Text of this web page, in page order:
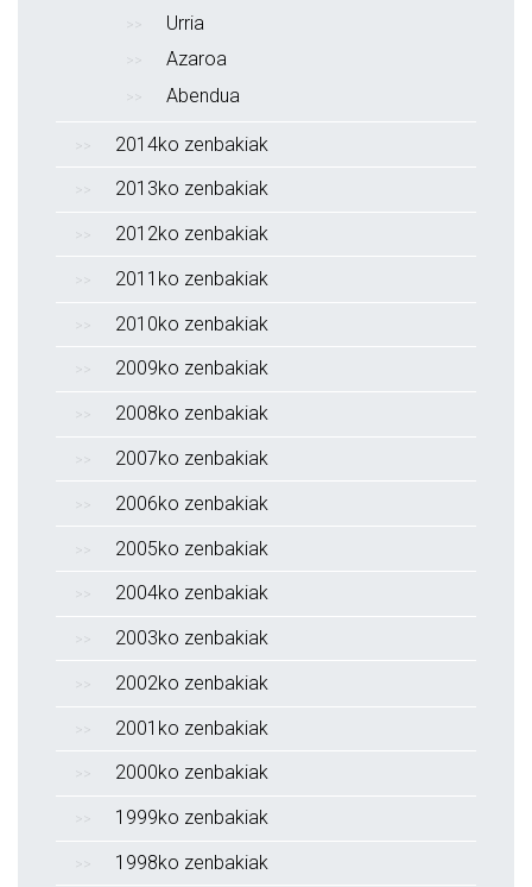
Urria
Azaroa
Abendua
2014ko zenbakiak
2013ko zenbakiak
2012ko zenbakiak
2011ko zenbakiak
2010ko zenbakiak
2009ko zenbakiak
2008ko zenbakiak
2007ko zenbakiak
2006ko zenbakiak
2005ko zenbakiak
2004ko zenbakiak
2003ko zenbakiak
2002ko zenbakiak
2001ko zenbakiak
2000ko zenbakiak
1999ko zenbakiak
1998ko zenbakiak